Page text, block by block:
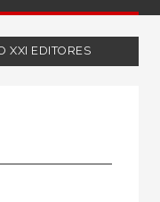
XXI EDITORES